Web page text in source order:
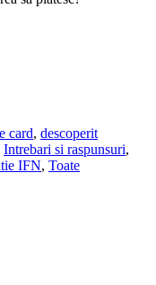
card, descoperit
Intrebari si raspunsuri,
IFN, Toate